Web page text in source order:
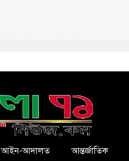
আইন-আদালত
আন্তর্জাতিক